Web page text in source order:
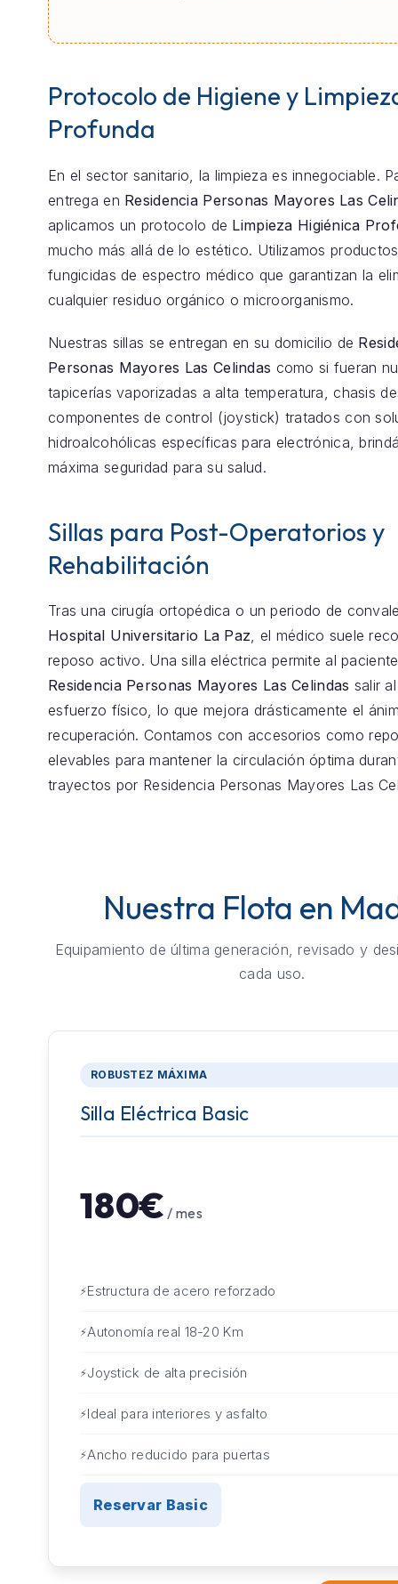
Protocolo de Higiene y
Profunda
En el sector sanitario, la limpieza es innegociable.
entrega en Residencia Personas Mayores Las
aplicamos un protocolo de Limpieza Higiénica
mucho más allá de lo estético. Utilizamos
fungicidas de espectro médico que garantizan la
cualquier residuo orgánico o microorganismo.
Nuestras sillas se entregan en su domicilio de
Personas Mayores Las Celindas como si fueran
tapicerías vaporizadas a alta temperatura, chasis
componentes de control (joystick) tratados con
hidroalcohólicas específicas para electrónica,
máxima seguridad para su salud.
Sillas para Post-Operatorios y
Rehabilitación
Tras una cirugía ortopédica o un periodo de
Hospital Universitario La Paz, el médico suele
reposo activo. Una silla eléctrica permite al
Residencia Personas Mayores Las Celindas salir
esfuerzo físico, lo que mejora drásticamente el
recuperación. Contamos con accesorios como
elevables para mantener la circulación óptima
trayectos por Residencia Personas Mayores Las
Nuestra Flota en
Equipamiento de última generación, revisado y
cada uso.
ROBUSTEZ MÁXIMA
Silla Eléctrica Basic
180€ / mes
Estructura de acero reforzado
Autonomía real 18-20 Km
Joystick de alta precisión
Ideal para interiores y asfalto
Ancho reducido para puertas
Reservar Basic